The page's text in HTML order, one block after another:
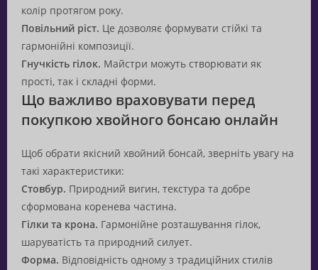
колір протягом року.
Повільний ріст. Це дозволяє формувати стійкі та
гармонійні композиції.
Гнучкість гілок. Майстри можуть створювати як
прості, так і складні форми.
Що важливо враховувати перед
покупкою хвойного бонсаю онлайн
Щоб обрати якісний хвойний бонсай, зверніть увагу на
такі характеристики:
Стовбур. Природний вигин, текстура та добре
сформована коренева частина.
Гілки та крона. Гармонійне розташування гілок,
шаруватість та природний силует.
Форма. Відповідність одному з традиційних стилів